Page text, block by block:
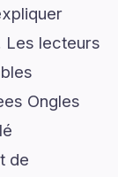
Les lecteurs
Ongles
de